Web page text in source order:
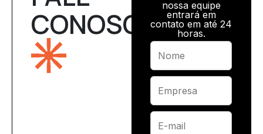
CONOSCO
nossa equipe
entrará em
contato em até 24
horas.